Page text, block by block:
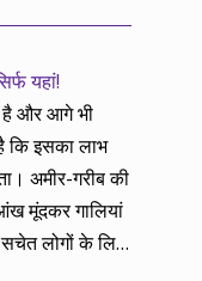
यहां!
है और आगे भी
कि इसका लाभ
अमीर-गरीब की
मूंदकर गालियां
लोगों के लिए